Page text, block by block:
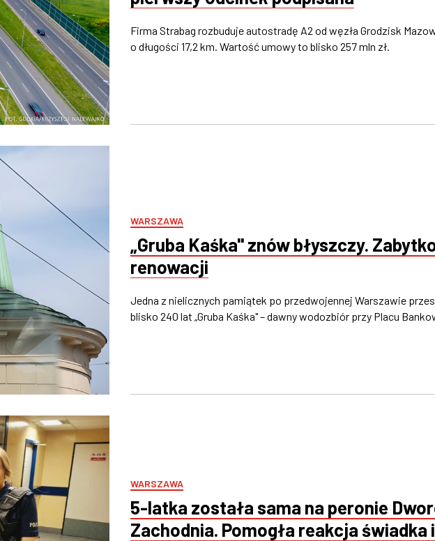
Firma Strabag rozbuduje autostradę A2 od węzła Grodzisk
o długości 17,2 km. Wartość umowy to blisko 257 mln zł.
WARSZAWA
„Gruba Kaśka" znów błyszczy.
renowacji
Jedna z nielicznych pamiątek po przedwojennej Warszawie
blisko 240 lat „Gruba Kaśka" – dawny wodozbiór przy Placu
WARSZAWA
5-latka została sama na peronie
Zachodnia. Pomogła reakcja